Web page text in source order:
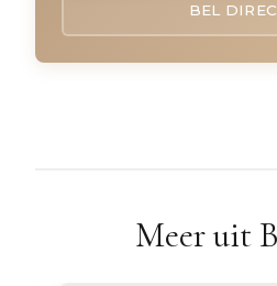
BEL
Meer uit